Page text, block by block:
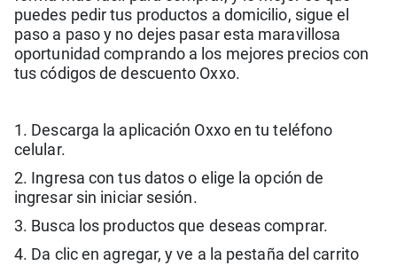
puedes pedir tus productos a domicilio, sigue el
paso a paso y no dejes pasar esta maravillosa
oportunidad comprando a los mejores precios con
tus códigos de descuento Oxxo.
1. Descarga la aplicación Oxxo en tu teléfono
celular.
2. Ingresa con tus datos o elige la opción de
ingresar sin iniciar sesión.
3. Busca los productos que deseas comprar.
4. Da clic en agregar, y ve a la pestaña del carrito